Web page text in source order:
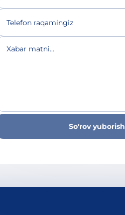
Telefon raqamingiz
Xabar matni...
So'rov yuborish